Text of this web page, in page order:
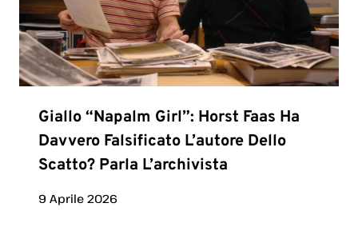
Giallo “Napalm Girl”: Horst Faas Ha
Davvero Falsificato L’autore Dello
Scatto? Parla L’archivista
9 Aprile 2026